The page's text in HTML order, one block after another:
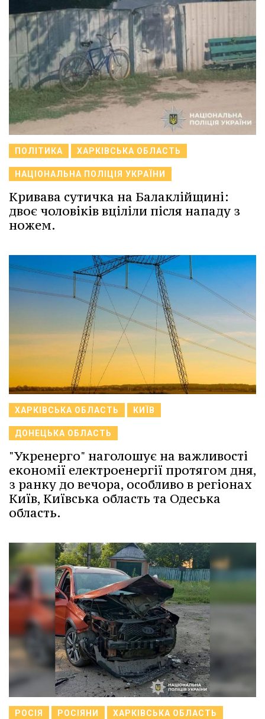
ПОЛІТИКА ХАРКІВСЬКА ОБЛАСТЬ
НАЦІОНАЛЬНА ПОЛІЦІЯ УКРАЇНИ
Кривава сутичка на Балаклійщині:
двоє чоловіків вціліли після нападу з
ножем.
ХАРКІВСЬКА ОБЛАСТЬ КИЇВ
ДОНЕЦЬКА ОБЛАСТЬ
"Укренерго" наголошує на важливості
економії електроенергії протягом дня,
з ранку до вечора, особливо в регіонах
Київ, Київська область та Одеська
область.
РОСІЯ РОСІЯНИ ХАРКІВСЬКА ОБЛАСТЬ